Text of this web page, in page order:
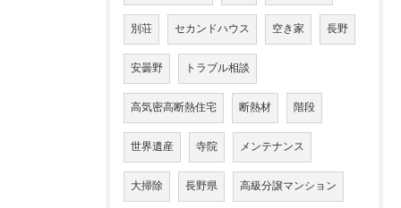
別荘 セカンドハウス 空き家 長野
安曇野 トラブル相談
高気密高断熱住宅 断熱材 階段
世界遺産 寺院 メンテナンス
大掃除 長野県 高級分譲マンション